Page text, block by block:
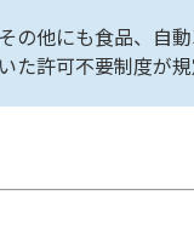
その他にも食品、自
いた許可不要制度が規